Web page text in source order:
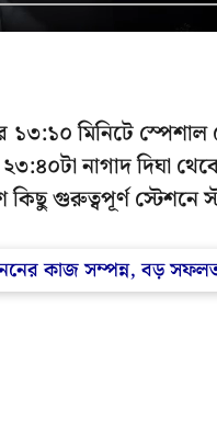
১৩:১০ মিনিটে
নাগাদ দিঘা
কিছু গুরুত্বপূর্ণ স্টেশনে
কাজ সম্পন্ন, বড়